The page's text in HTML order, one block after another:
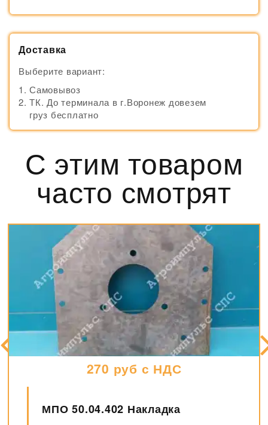
Доставка
Выберите вариант:
Самовывоз
ТК. До терминала в г.Воронеж довезем
груз бесплатно
С этим товаром
часто смотрят
2600 руб с НДС
МПО 50.04.105 Шкив